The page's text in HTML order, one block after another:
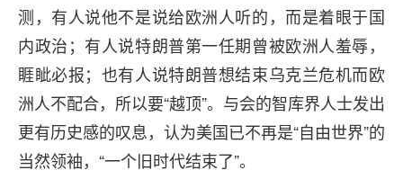
测，有人说他不是说给欧洲人听的，而是着眼于国
内政治；有人说特朗普第一任期曾被欧洲人羞辱，
睚眦必报；也有人说特朗普想结束乌克兰危机而欧
洲人不配合，所以要“越顶”。与会的智库界人士发出
更有历史感的叹息，认为美国已不再是“自由世界”的
当然领袖，“一个旧时代结束了”。